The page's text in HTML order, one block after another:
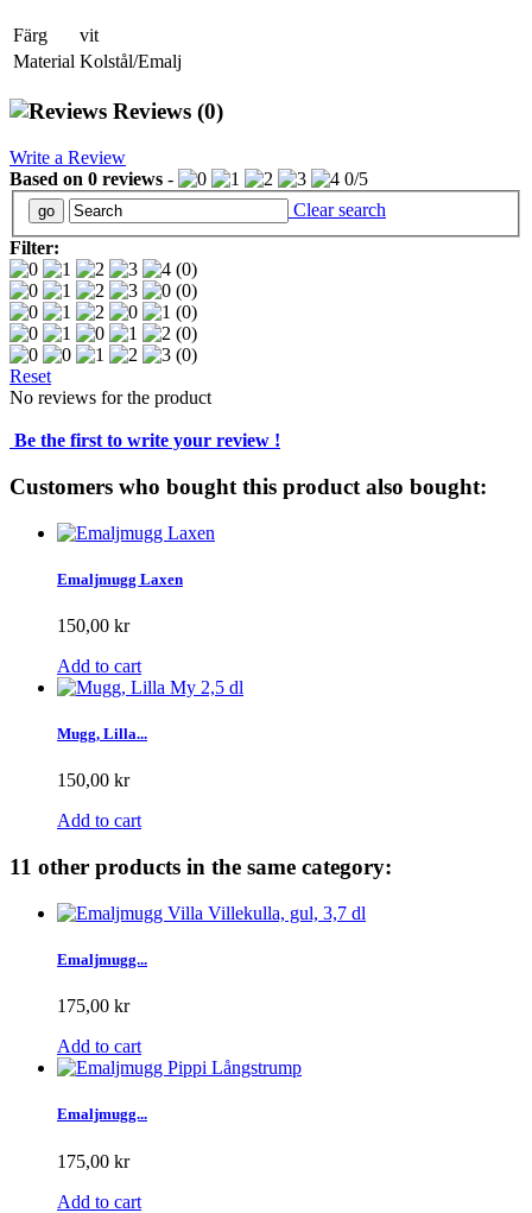
Färg
vit
Material Kolstål/Emalj
Reviews (0)
Write a Review
Based on 0 reviews - 0/5
Clear search
Filter:
(0)
(0)
(0)
(0)
(0)
Reset
No reviews for the product
Be the first to write your review !
Customers who bought this product also bought:
Emaljmugg Laxen
150,00 kr
Add to cart
Mugg, Lilla...
150,00 kr
Add to cart
11 other products in the same category:
Emaljmugg...
175,00 kr
Add to cart
Emaljmugg...
175,00 kr
Add to cart